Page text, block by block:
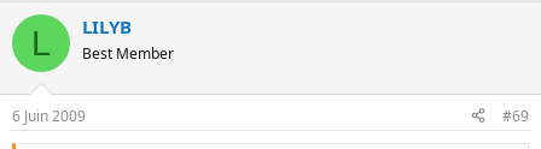
L LILYB
Best Member
6 Juin 2009 #69